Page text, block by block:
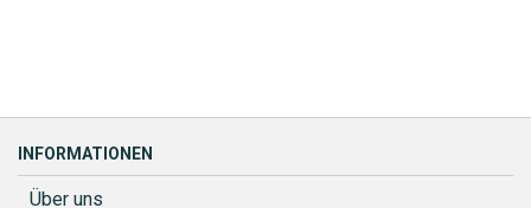
INFORMATIONEN
Über uns